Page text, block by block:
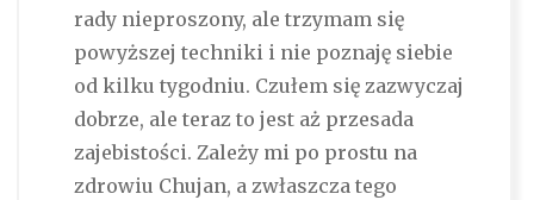
rady nieproszony, ale trzymam się
powyższej techniki i nie poznaję siebie
od kilku tygodniu. Czułem się zazwyczaj
dobrze, ale teraz to jest aż przesada
zajebistości. Zależy mi po prostu na
zdrowiu Chujan, a zwłaszcza tego